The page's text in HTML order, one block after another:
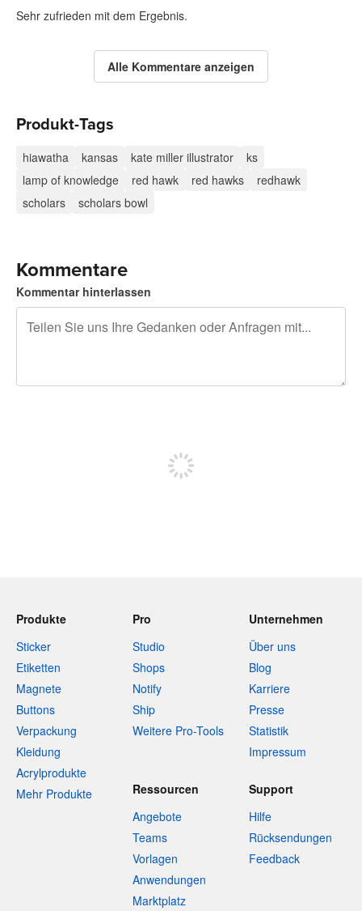
Sehr zufrieden mit dem Ergebnis.
Alle Kommentare anzeigen
Produkt-Tags
hiawatha kansas kate miller illustrator
ks
lamp of knowledge
red hawk red hawks
redhawk
scholars
scholars bowl
Kommentare
Kommentar hinterlassen
Produkte
Sticker
Etiketten
Magnete
Buttons
Verpackung
Kleidung
Acrylprodukte
Mehr Produkte
Pro
Studio
Shops
Notify
Ship
Weitere Pro-Tools
Unternehmen
Über uns
Blog
Karriere
Presse
Statistik
Impressum
Ressourcen
Angebote
Teams
Vorlagen
Anwendungen
Marktplatz
Support
Hilfe
Rücksendungen
Feedback